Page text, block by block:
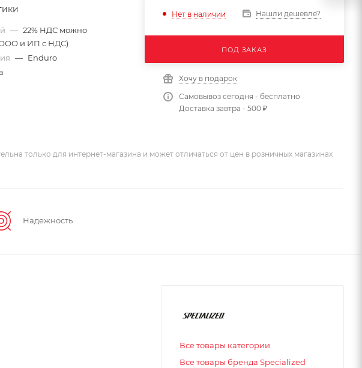
— 22% НДС можно
ООО и ИП с НДС)
— Enduro
Нет в наличии Нашли дешевле?
ПОД ЗАКАЗ
Хочу в подарок
Самовывоз сегодня - бесплатно
Доставка завтра - 500 ₽
только для интернет-магазина и может отличаться от цен в розничных магазинах
Надежность
Все товары категории
Все товары бренда Specialized